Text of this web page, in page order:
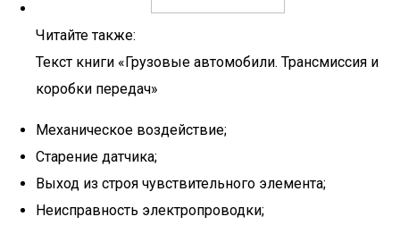
Читайте также:
Текст книги «Грузовые автомобили. Трансмиссия и
коробки передач»
Механическое воздействие;
Старение датчика;
Выход из строя чувствительного элемента;
Неисправность электропроводки;